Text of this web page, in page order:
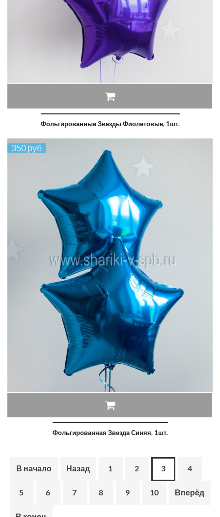
Фольгированные Звезды Фиолетовые, 1шт.
350 руб
Фольгированная Звезда Синяя, 1шт.
В начало Назад 1 2 3 4
5 6 7 8 9 10 Вперёд